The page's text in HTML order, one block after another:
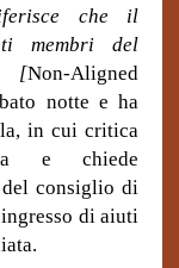
cheil
membri del
[Non-Aligned
notte e ha
in cui critica
e chiede
del consiglio di
di aiuti